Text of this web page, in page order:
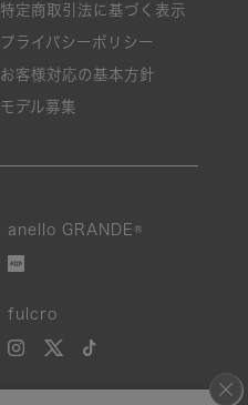
特定商取引法に基づく表示
プライバシーポリシー
お客様対応の基本方針
モデル募集
anello GRANDE®
fulcro